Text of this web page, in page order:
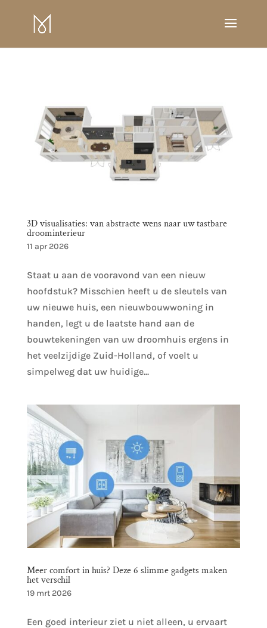
3D visualisaties: van abstracte wens naar uw tastbare
droominterieur
11 apr 2026
Staat u aan de vooravond van een nieuw
hoofdstuk? Misschien heeft u de sleutels van
uw nieuwe huis, een nieuwbouwwoning in
handen, legt u de laatste hand aan de
bouwtekeningen van uw droomhuis ergens in
het veelzijdige Zuid-Holland, of voelt u
simpelweg dat uw huidige...
Meer comfort in huis? Deze 6 slimme gadgets maken
het verschil
19 mrt 2026
Een goed interieur ziet u niet alleen, u ervaart